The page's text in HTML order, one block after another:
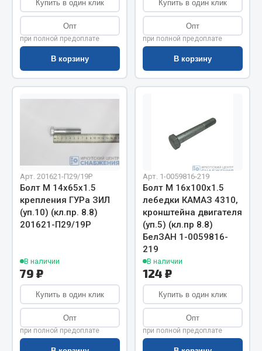
Весь раздел
Цепи подъёмные
Весь раздел
Кольца уплотнительные
Лента конвейерная
Манжеты
Паронит
Патрубки
Прокладки
Показать ещё
Весь раздел
Автомобильная электрика
Купить в один клик
Опт
при полной предоплате
В корзину
Купить в один клик
Опт
при полной предоплате
В корзину
Арт. 201621-П29/19Р
Болт М 14х65х1.5
крепления ГУРа ЗИЛ
(уп.10) (кл.пр. 8.8)
201621-П29/19Р
В наличии
79 ₽
Купить в один клик
Опт
при полной предоплате
Арт. 1-0059816-219
Болт М 16х100х1.5
лебедки КАМАЗ 4310,
кронштейна двигателя
(уп.5) (кл.пр 8.8)
БелЗАН 1-0059816-
219
В наличии
124 ₽
Купить в один клик
Опт
при полной предоплате